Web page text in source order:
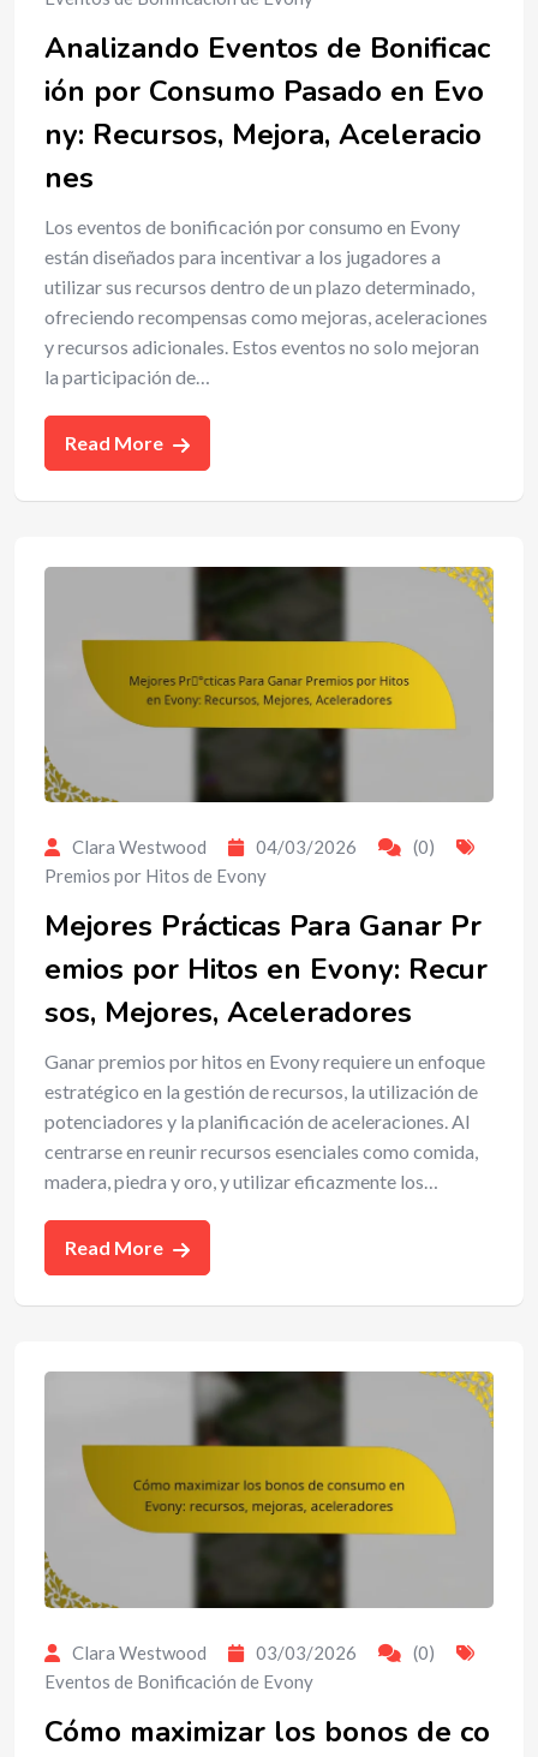
Analizando Eventos de Bonificac
ión por Consumo Pasado en Evo
ny: Recursos, Mejora, Aceleracio
nes
Los eventos de bonificación por consumo en Evony
están diseñados para incentivar a los jugadores a
utilizar sus recursos dentro de un plazo determinado,
ofreciendo recompensas como mejoras, aceleraciones
y recursos adicionales. Estos eventos no solo mejoran
la participación de…
Read More
Clara Westwood 04/03/2026
(0)
Premios por Hitos de Evony
Mejores Prácticas Para Ganar Pr
emios por Hitos en Evony: Recur
sos, Mejores, Aceleradores
Ganar premios por hitos en Evony requiere un enfoque
estratégico en la gestión de recursos, la utilización de
potenciadores y la planificación de aceleraciones. Al
centrarse en reunir recursos esenciales como comida,
madera, piedra y oro, y utilizar eficazmente los…
Read More
Clara Westwood 03/03/2026
(0)
Eventos de Bonificación de Evony
Cómo maximizar los bonos de co